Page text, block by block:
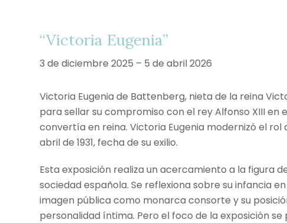
“Victoria Eugenia”
3 de diciembre 2025 – 5 de abril 2026
Victoria Eugenia de Battenberg, nieta de la reina
para sellar su compromiso con el rey Alfonso XIII en
convertía en reina.Victoria Eugenia modernizó el
abril de 1931, fecha de su exilio.
Esta exposición realiza un acercamiento a la figura
sociedad española. Se reflexiona sobre su infancia
imagen pública como monarca consorte y su
personalidad íntima. Pero el foco de la exposición